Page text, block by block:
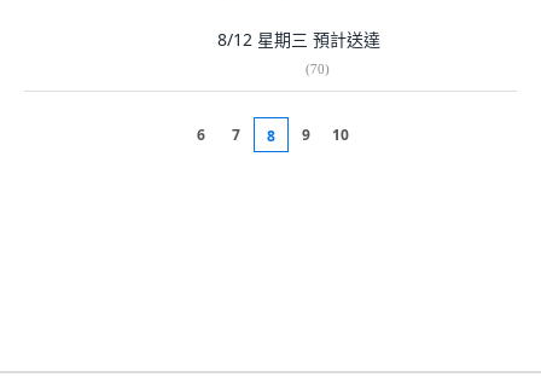
8/12 星期三 預計送達
(70)
6 7 8 9 10